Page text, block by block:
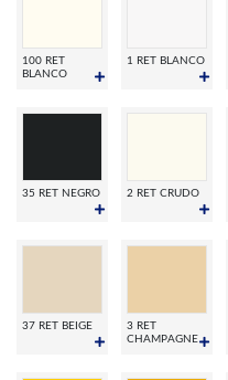
100 RET
BLANCO
1 RET BLANCO
35 RET NEGRO 2 RET CRUDO
37 RET BEIGE
3 RET
CHAMPAGNE